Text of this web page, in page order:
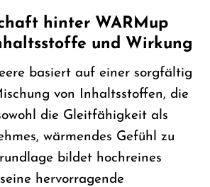
hinter WARMup
und Wirkung
basiert auf einer sorgfältig
von Inhaltsstoffen, die
die Gleitfähigkeit als
wärmendes Gefühl zu
bildet hochreines
hervorragende